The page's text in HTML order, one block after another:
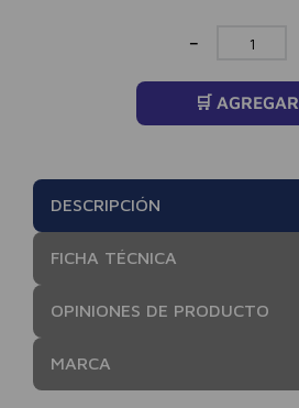
－
🛒 AGREGAR
DESCRIPCIÓN
FICHA TÉCNICA
OPINIONES DE PRODUCTO
MARCA